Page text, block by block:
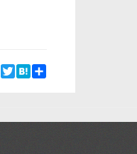
Facebook
Twitter
Hatena